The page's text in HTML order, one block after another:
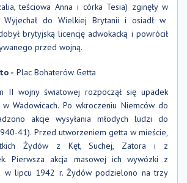
teściowa Anna i córka Tesia) zginęły w
Wyjechał do Wielkiej Brytanii i osiadł w
brytyjską licencję adwokacką i powrócił
przed wojną.
- Plac Bohaterów Getta
II wojny światowej rozpoczął się upadek
Wadowicach. Po wkroczeniu Niemców do
akcje wysyłania młodych ludzi do
41). Przed utworzeniem getta w mieście,
Żydów z Kęt, Suchej, Zatora i z
Pierwsza akcja masowej ich wywózki z
w lipcu 1942 r. Żydów podzielono na trzy